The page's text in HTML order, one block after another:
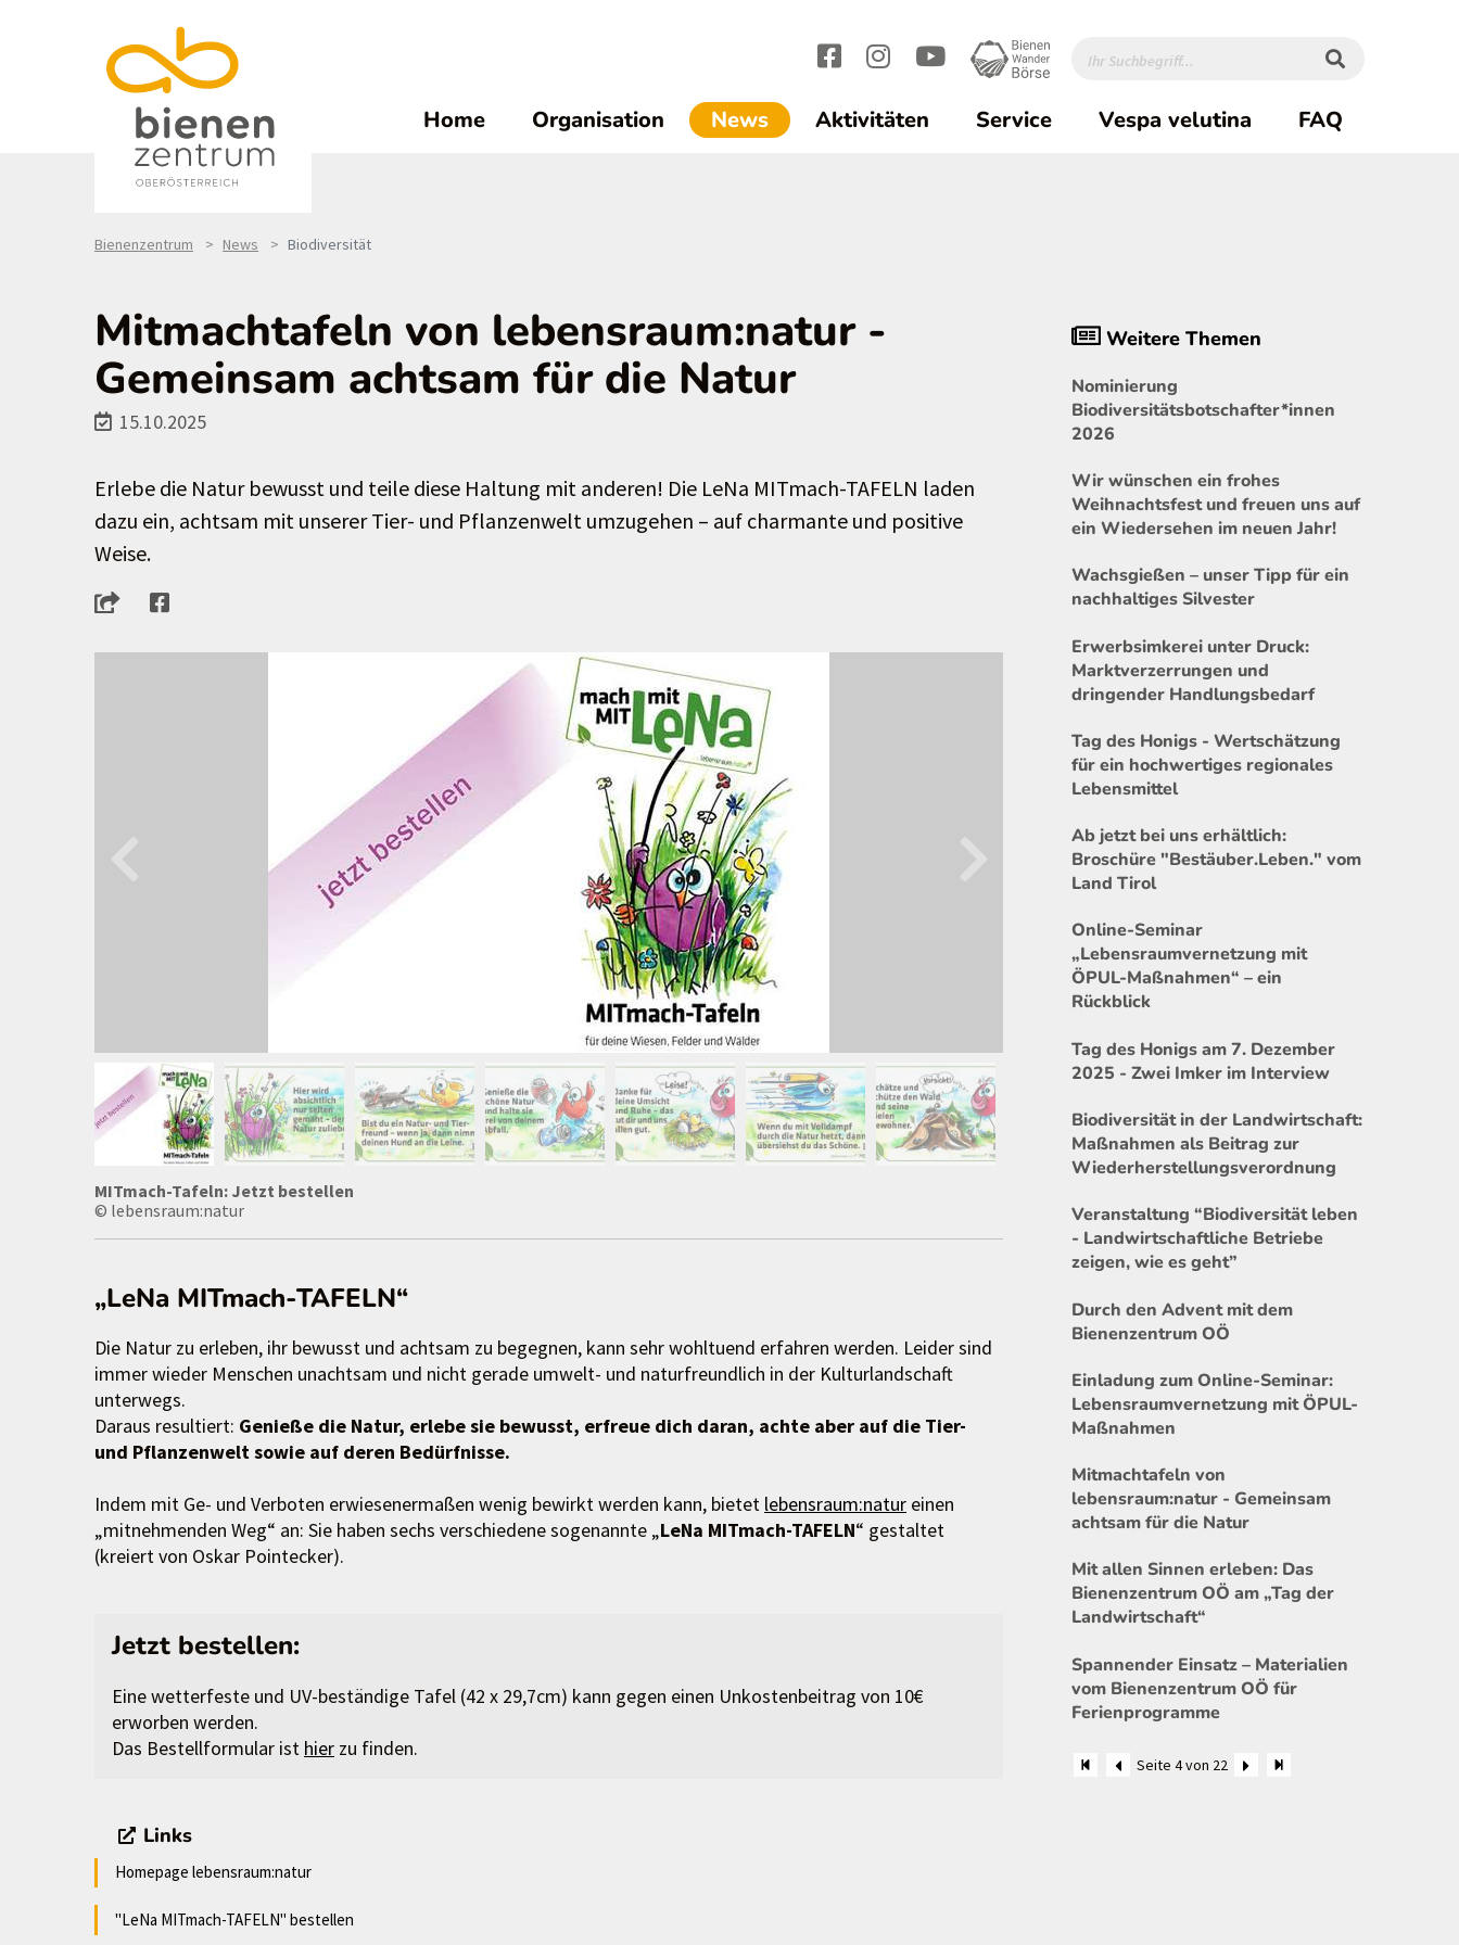
Home Organisation News(current)1
Aktivitäten Service Vespa velutina FAQ
Bienenzentrum News Biodiversität
Mitmachtafeln von lebensraum:natur -
Gemeinsam achtsam für die Natur
15.10.2025
Erlebe die Natur bewusst und teile diese Haltung mit anderen! Die LeNa MITmach-TAFELN laden
dazu ein, achtsam mit unserer Tier- und Pflanzenwelt umzugehen – auf charmante und positive
Weise.
MITmach-Tafeln: Jetzt bestellen
© lebensraum:natur
„LeNa MITmach-TAFELN“
Die Natur zu erleben, ihr bewusst und achtsam zu begegnen, kann sehr wohltuend erfahren werden. Leider sind
immer wieder Menschen unachtsam und nicht gerade umwelt- und naturfreundlich in der Kulturlandschaft
unterwegs.
Daraus resultiert: Genieße die Natur, erlebe sie bewusst, erfreue dich daran, achte aber auf die Tier-
und Pflanzenwelt sowie auf deren Bedürfnisse.
Indem mit Ge- und Verboten erwiesenermaßen wenig bewirkt werden kann, bietet lebensraum:natur einen
„mitnehmenden Weg“ an: Sie haben sechs verschiedene sogenannte „LeNa MITmach-TAFELN“ gestaltet
(kreiert von Oskar Pointecker).
Jetzt bestellen:
Eine wetterfeste und UV-beständige Tafel (42 x 29,7cm) kann gegen einen Unkostenbeitrag von 10€
erworben werden.
Das Bestellformular ist hier zu finden.
Links
Homepage lebensraum:natur
"LeNa MITmach-TAFELN" bestellen
Weitere Themen
Nominierung
Biodiversitätsbotschafter*innen
2026
Wir wünschen ein frohes
Weihnachtsfest und freuen uns auf
ein Wiedersehen im neuen Jahr!
Wachsgießen – unser Tipp für ein
nachhaltiges Silvester
Erwerbsimkerei unter Druck:
Marktverzerrungen und
dringender Handlungsbedarf
Tag des Honigs - Wertschätzung
für ein hochwertiges regionales
Lebensmittel
Ab jetzt bei uns erhältlich:
Broschüre "Bestäuber.Leben." vom
Land Tirol
Online-Seminar
„Lebensraumvernetzung mit
ÖPUL-Maßnahmen“ – ein
Rückblick
Tag des Honigs am 7. Dezember
2025 - Zwei Imker im Interview
Biodiversität in der Landwirtschaft:
Maßnahmen als Beitrag zur
Wiederherstellungsverordnung
Veranstaltung “Biodiversität leben
- Landwirtschaftliche Betriebe
zeigen, wie es geht”
Durch den Advent mit dem
Bienenzentrum OÖ
Einladung zum Online-Seminar:
Lebensraumvernetzung mit ÖPUL-
Maßnahmen
Mitmachtafeln von
lebensraum:natur - Gemeinsam
achtsam für die Natur
Mit allen Sinnen erleben: Das
Bienenzentrum OÖ am „Tag der
Landwirtschaft“
Spannender Einsatz – Materialien
vom Bienenzentrum OÖ für
Ferienprogramme
Seite 4 von 22